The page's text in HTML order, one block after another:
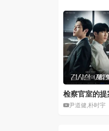
第2
检察官室的提
尹道健,朴时宇